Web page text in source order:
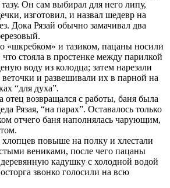
Он сам выбирал для него липу,
изготовил, и назвал шедевр на
Дока Рязай обычно замачивал два
«шкребком» и тазиком, пацаны носили
стояла в простенке между парилкой
воду из колодца; затем нарезали
и развешивали их в парной на
“для духа”.
отец возвращался с работы, баня была
Рязая, “на парах”. Оставалось только
отчего баня наполнялась чарующим,
хлопцев повыше на полку и хлестали
вениками, после чего пацаны
кадушку с холодной водой
звонко голосили на всю